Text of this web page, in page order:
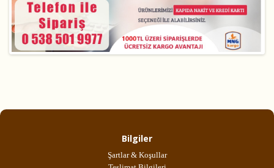
Bilgiler
Şartlar & Koşullar